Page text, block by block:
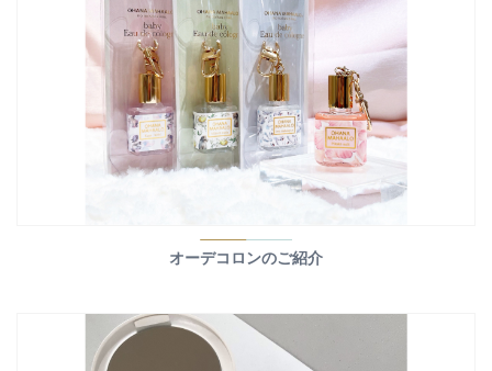
オーデコロンのご紹介